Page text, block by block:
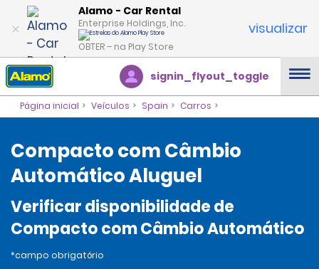
Alamo - Car Rental
Enterprise Holdings, Inc.
OBTER – na Play Store
visualizar
signin_flyout_toggle
Página inicial Veículos Spain Carros
Compacto com Câmbio
Automático Aluguel
Verificar disponibilidade de
Compacto com Câmbio Automático
*campo obrigatório